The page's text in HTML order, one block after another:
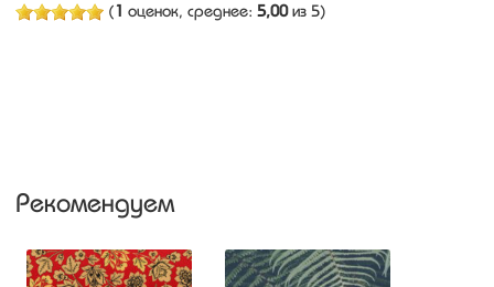
(1 оценок, среднее:5,00из 5)
Рекомендуем